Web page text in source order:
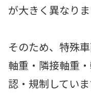
が大きく異なりま
そのため、特殊
軸重・隣接軸重
認・規制していま